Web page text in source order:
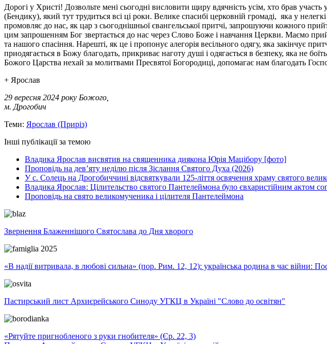
Дорогі у Христі! Дозвольте мені сьогодні висловити щиру вдячність усім, хто брав
(Бендику), який тут трудиться всі ці роки. Велике спасибі церковній громаді, яка у
промовляє до нас, як цар з сьогоднішньої євангельської притчі, запрошуючи кожного
цим запрошенням Бог звертається до нас через Слово Боже і навчання Церкви. Маємо
та нашого спасіння. Нарешті, як це і пропонує алегорія весільного одягу, яка закінчує
приодягається в Божу благодать, прикриває наготу душі і одягається в безпеку, яка не
Божого Царства нехай за молитвами Пресвятої Богородиці, допомагає нам благодать
+ Ярослав
29 вересня 2024 року Божого,
м. Дрогобич
Теми: Ярослав (Приріз)
Інші публікації за темою
Владика Ярослав висвятив на священника диякона Юрія Мацібору [фото]
Проповідь на дев’яту неділю після Зіслання Святого Духа (2026)
У с. Солець на Дрогобиччині відсвяткували 125-ліття освячення храму святого
Владика Ярослав: Цілительство святого Пантелеймона було євхаристійним актом
Проповідь на свято великомученика і цілителя Пантелеймона
Звернення Блаженнішого Святослава до Дня хворого
«В надії витривала, в любові сильна» (пор. Рим. 12, 12): українська родина в час війни:
Пастирський лист Архиєрейського Синоду УГКЦ в Україні "Слово до освітян"
«Рятуйте пригнобленого з руки гнобителя» (Єр. 22, 3)